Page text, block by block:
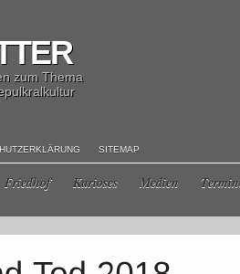
zum Thema
SITEMAP
Friedhof Kurioses Medien